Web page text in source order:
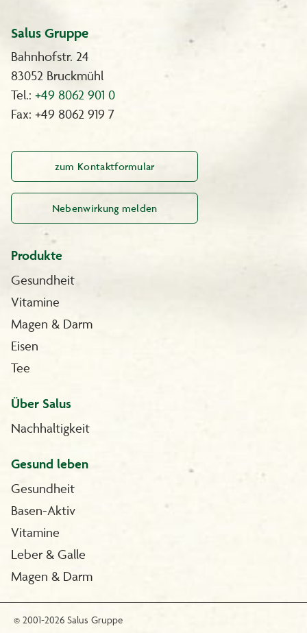
Wir beraten Sie gerne, Sanotint-Beratungstelefon: 0180 - 2403600
(0,06 € pro Anruf, Mobilfunk ggf. abweichend).
Oder Sie schreiben uns eine E-Mail: sanotint@wschoenenberger.de
Salus Gruppe
Bahnhofstr. 24
83052 Bruckmühl
Tel.: +49 8062 901 0
Fax: +49 8062 919 7
zum Kontaktformular
Nebenwirkung melden
Produkte
Gesundheit
Vitamine
Magen & Darm
Eisen
Tee
Über Salus
Nachhaltigkeit
Gesund leben
Gesundheit
Basen-Aktiv
Vitamine
Leber & Galle
Magen & Darm
© 2001-2026 Salus Gruppe